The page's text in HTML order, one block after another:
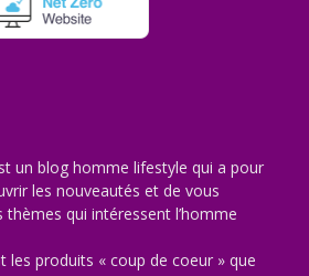
un blog homme lifestyle qui a pour
les nouveautés et de vous
qui intéressent l’homme
les produits « coup de coeur » que